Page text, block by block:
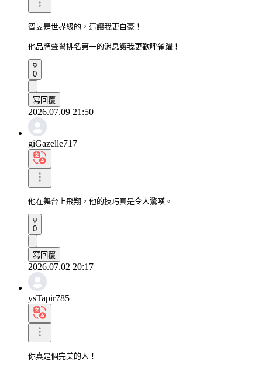
智旻是世界級的，這讓我更自豪！
他品牌聲譽排名第一的消息讓我更歡呼雀躍！
0
寫回覆
2026.07.09 21:50
giGazelle717
他在舞台上飛翔，他的技巧真是令人驚嘆。
0
寫回覆
2026.07.02 20:17
ysTapir785
你真是個完美的人！